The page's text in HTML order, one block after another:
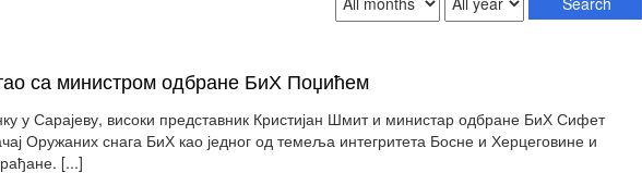
са министром одбране БиХ Поџићем
у Сарајеву, високи представник Кристијан Шмит и министар одбране БиХ Сифет
Оружаних снага БиХ као једног од темеља интегритета Босне и Херцеговине и
[...]